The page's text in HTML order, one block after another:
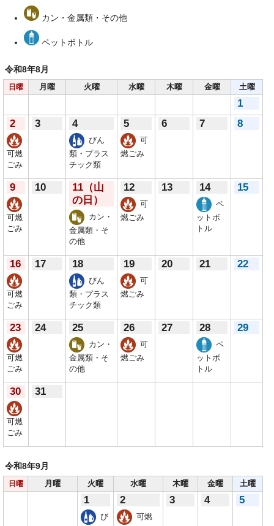
カン・金属類・その他
ペットボトル
令和8年8月
日曜 月曜 火曜 水曜 木曜 金曜 土曜
1
2
可燃
ごみ
3 4
びん
類・プラス
チック類
5
可
燃ごみ
6 7 8
9
可燃
ごみ
10 11 （山
の日）
カン・
金属類・そ
の他
12
可
燃ごみ
13 14
ペ
ットボ
トル
15
16
可燃
ごみ
17 18
びん
類・プラス
チック類
19
可
燃ごみ
20 21 22
23
可燃
ごみ
24 25
カン・
金属類・そ
の他
26
可
燃ごみ
27 28
ペ
ットボ
トル
29
30
可燃
ごみ
31
令和8年9月
日曜 月曜 火曜 水曜 木曜 金曜 土曜
1
び
2
可燃
3 4 5